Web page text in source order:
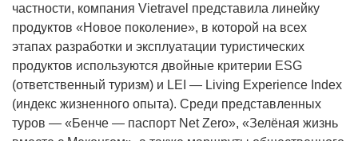
частности, компания Vietravel представила линейку
продуктов «Новое поколение», в которой на всех
этапах разработки и эксплуатации туристических
продуктов используются двойные критерии ESG
(ответственный туризм) и LEI — Living Experience Index
(индекс жизненного опыта). Среди представленных
туров — «Бенче — паспорт Net Zero», «Зелёная жизнь